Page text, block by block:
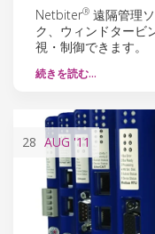
Netbiter® 遠隔管理
ク、ウィンドタービ
視・制御できます。
続きを読む…
28 AUG '11